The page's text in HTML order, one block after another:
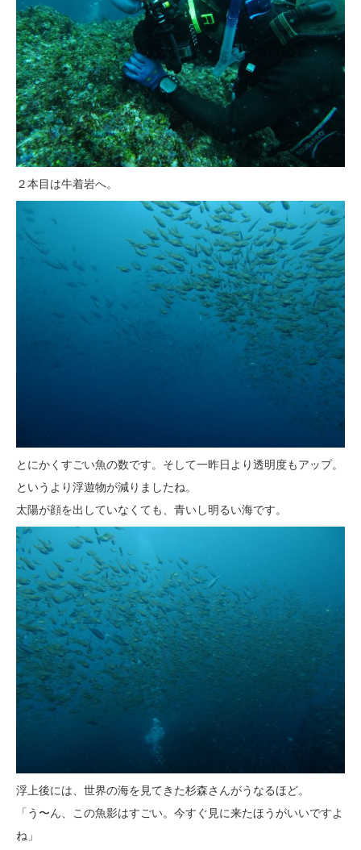
２本目は牛着岩へ。
とにかくすごい魚の数です。そして一昨日より透明度もアップ。
というより浮遊物が減りましたね。
太陽が顔を出していなくても、青いし明るい海です。
浮上後には、世界の海を見てきた杉森さんがうなるほど。
「う〜ん、この魚影はすごい。今すぐ見に来たほうがいいですよ
ね」